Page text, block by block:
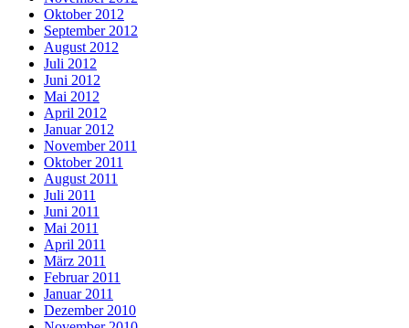
Oktober 2012
September 2012
August 2012
Juli 2012
Juni 2012
Mai 2012
April 2012
Januar 2012
November 2011
Oktober 2011
August 2011
Juli 2011
Juni 2011
Mai 2011
April 2011
März 2011
Februar 2011
Januar 2011
Dezember 2010